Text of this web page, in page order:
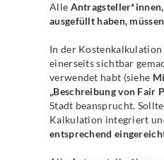
Alle
ausgefüllt haben,
In der Kostenkalkulation
einerseits sichtbar
verwendet habt (siehe
„Beschreibung von Fair
Stadt beansprucht.
Kalkulation integriert
entsprechend